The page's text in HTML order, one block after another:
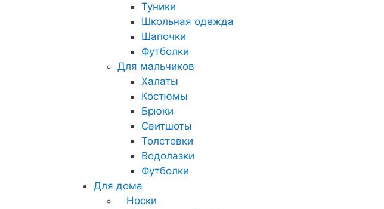
Туники
Школьная одежда
Шапочки
Футболки
Для мальчиков
Халаты
Костюмы
Брюки
Свитшоты
Толстовки
Водолазки
Футболки
Для дома
Носки